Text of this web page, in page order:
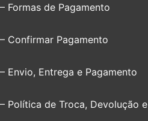
– Formas de Pagamento
– Confirmar Pagamento
– Envio, Entrega e Pagamento
– Política de Troca, Devolução